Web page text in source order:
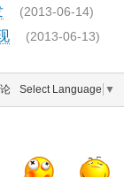
(2013-06-14)
(2013-06-13)
Select Language ▼